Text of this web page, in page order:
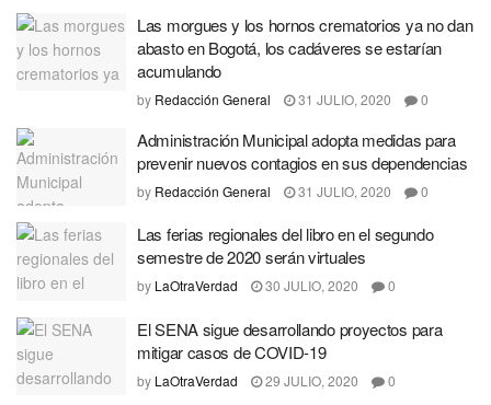
Las morgues y los hornos crematorios ya no dan
abasto en Bogotá, los cadáveres se estarían
acumulando
by Redacción General 31 JULIO, 2020 0
Administración Municipal adopta medidas para
prevenir nuevos contagios en sus dependencias
by Redacción General 31 JULIO, 2020 0
Las ferias regionales del libro en el segundo
semestre de 2020 serán virtuales
by LaOtraVerdad 30 JULIO, 2020 0
El SENA sigue desarrollando proyectos para
mitigar casos de COVID-19
by LaOtraVerdad 29 JULIO, 2020 0